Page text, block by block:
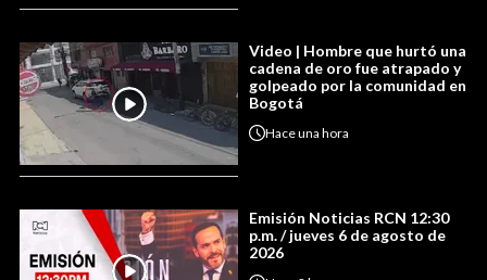
Video | Hombre que hurtó una
cadena de oro fue atrapado y
golpeado por la comunidad en
Bogotá
Haceuna hora
Emisión Noticias RCN 12:30
p.m. / jueves 6 de agosto de
2026